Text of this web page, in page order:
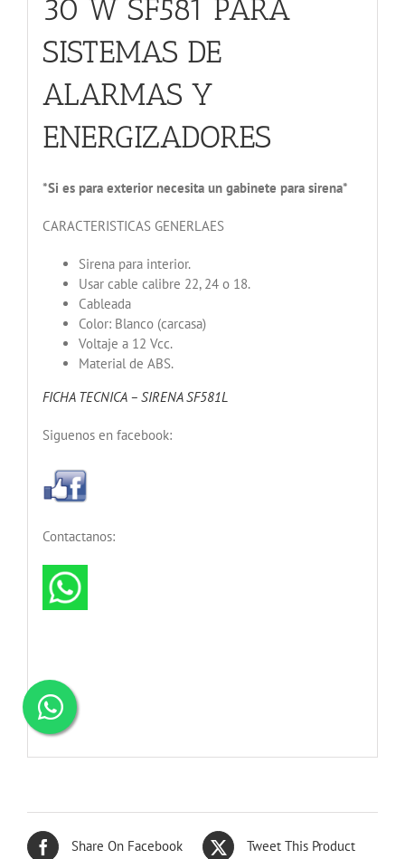
30 W SF581 PARA
SISTEMAS DE
ALARMAS Y
ENERGIZADORES
*Si es para exterior necesita un gabinete para sirena*
CARACTERISTICAS GENERLAES
Sirena para interior.
Usar cable calibre 22, 24 o 18.
Cableada
Color: Blanco (carcasa)
Voltaje a 12 Vcc.
Material de ABS.
FICHA TECNICA – SIRENA SF581L
Siguenos en facebook:
Contactanos:
Share On Facebook Tweet This Product